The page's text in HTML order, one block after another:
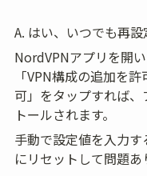
A. はい、いつでも再設
NordVPNアプリを開
「VPN構成の追加を
可」をタップすれば
トールされます。
手動で設定値を入力
にリセットして問題あ